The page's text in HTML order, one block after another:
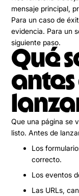
mensaje principal,
Para un caso de
evidencia. Para un
siguiente paso.
Qué se valida
antes
Que una página se
listo. Antes de
Los
correcto.
Los eventos
Las URLs,